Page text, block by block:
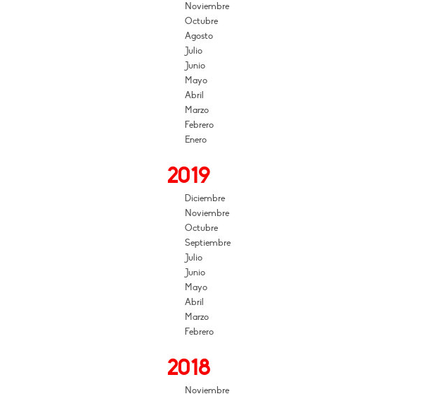
Noviembre
Octubre
Agosto
Julio
Junio
Mayo
Abril
Marzo
Febrero
Enero
2019
Diciembre
Noviembre
Octubre
Septiembre
Julio
Junio
Mayo
Abril
Marzo
Febrero
2018
Noviembre